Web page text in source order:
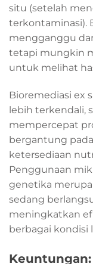
situ (setelah
terkontaminasi).
mengganggu
tetapi mungkin
untuk melihat
Bioremediasi ex
lebih terkendali,
mempercepat
bergantung
ketersediaan
Penggunaan
genetika
sedang
meningkatkan
berbagai kondisi
Keuntungan: